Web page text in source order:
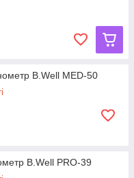
B.Well MED-50
B.Well PRO-39